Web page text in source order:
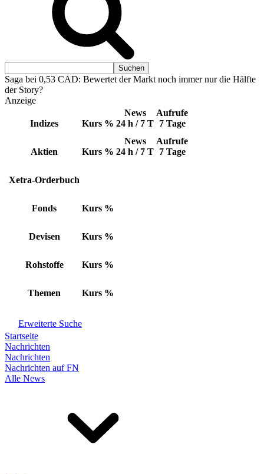
Saga bei 0,53 CAD: Bewertet der Markt noch immer nur die Hälfte
der Story?
Anzeige
Indizes Kurs %
News
24 h / 7 T
Aufrufe
7 Tage
Aktien Kurs %
News
24 h / 7 T
Aufrufe
7 Tage
Xetra-Orderbuch
Fonds Kurs %
Devisen Kurs %
Rohstoffe Kurs %
Themen Kurs %
Erweiterte Suche
Startseite
Nachrichten
Nachrichten
Nachrichten auf FN
Alle News